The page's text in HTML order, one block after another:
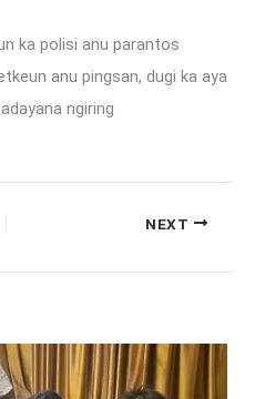
ka polisi anu parantos
anu pingsan, dugi ka aya
ngiring
NEXT